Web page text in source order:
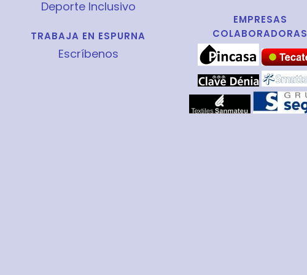
Deporte Inclusivo
TRABAJA EN ESPURNA
Escríbenos
EMPRESAS
COLABORADORAS